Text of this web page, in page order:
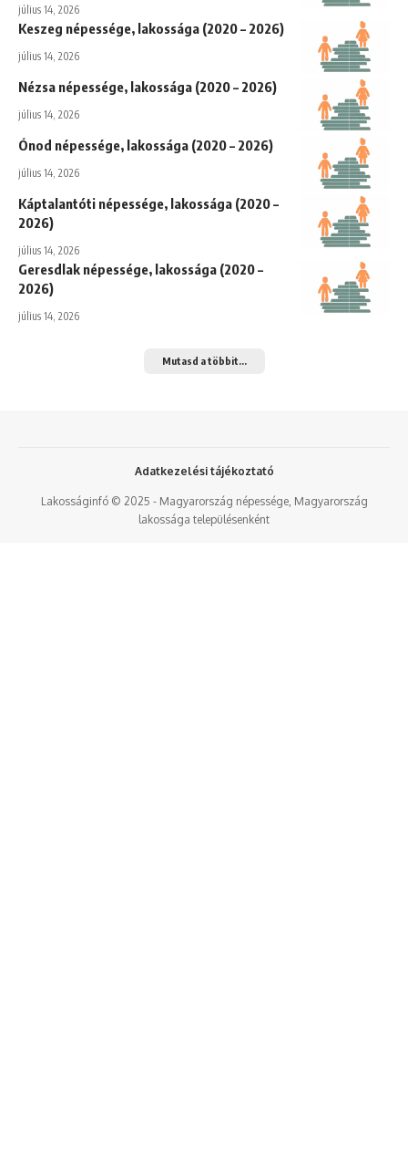
július 14, 2026
Keszeg népessége, lakossága (2020 – 2026)
július 14, 2026
Nézsa népessége, lakossága (2020 – 2026)
július 14, 2026
Ónod népessége, lakossága (2020 – 2026)
július 14, 2026
Káptalantóti népessége, lakossága (2020 –
2026)
július 14, 2026
Geresdlak népessége, lakossága (2020 –
2026)
július 14, 2026
Mutasd a többit...
Lakosságinfó © 2025 - Magyarország népessége, Magyarország
lakossága településenként
Adatkezelési tájékoztató